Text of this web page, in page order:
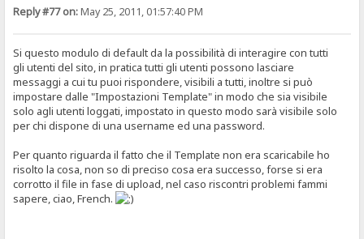
Reply #77 on:May 25, 2011, 01:57:40 PM
Si questo modulo di default da la possibilità di interagire con tutti
gli utenti del sito, in pratica tutti gli utenti possono lasciare
messaggi a cui tu puoi rispondere, visibili a tutti, inoltre si può
impostare dalle "Impostazioni Template" in modo che sia visibile
solo agli utenti loggati, impostato in questo modo sarà visibile solo
per chi dispone di una username ed una password.
Per quanto riguarda il fatto che il Template non era scaricabile ho
risolto la cosa, non so di preciso cosa era successo, forse si era
corrotto il file in fase di upload, nel caso riscontri problemi fammi
sapere, ciao, French.